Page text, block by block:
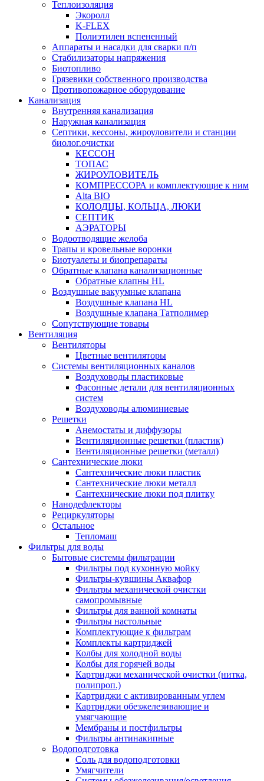
Теплоизоляция
Экоролл
K-FLEX
Полиэтилен вспененный
Аппараты и насадки для сварки п/п
Стабилизаторы напряжения
Биотопливо
Грязевики собственного производства
Противопожарное оборудование
Канализация
Внутренняя канализация
Наружная канализация
Септики, кессоны, жироуловители и станции
биолог.очистки
КЕССОН
ТОПАС
ЖИРОУЛОВИТЕЛЬ
КОМПРЕССОРА и комплектующие к ним
Alta BIO
КОЛОДЦЫ, КОЛЬЦА, ЛЮКИ
СЕПТИК
АЭРАТОРЫ
Водоотводящие желоба
Трапы и кровельные воронки
Биотуалеты и биопрепараты
Обратные клапана канализационные
Обратные клапны HL
Воздушные вакуумные клапана
Воздушные клапана HL
Воздушные клапана Татполимер
Сопутствующие товары
Вентиляция
Вентиляторы
Цветные вентиляторы
Системы вентиляционных каналов
Воздуховоды пластиковые
Фасонные детали для вентиляционных
систем
Воздуховоды алюминиевые
Решетки
Анемостаты и диффузоры
Вентиляционные решетки (пластик)
Вентиляционные решетки (металл)
Сантехнические люки
Сантехнические люки пластик
Сантехнические люки металл
Сантехнические люки под плитку
Нанодефлекторы
Рециркуляторы
Остальное
Тепломаш
Фильтры для воды
Бытовые системы фильтрации
Фильтры под кухонную мойку
Фильтры-кувшины Аквафор
Фильтры механической очистки
самопромывные
Фильтры для ванной комнаты
Фильтры настольные
Комплектующие к фильтрам
Комплекты картриджей
Колбы для холодной воды
Колбы для горячей воды
Картриджи механической очистки (нитка,
полипроп.)
Картриджи с активированным углем
Картриджи обезжелезивающие и
умягчающие
Мембраны и постфильтры
Фильтры антинакипные
Водоподготовка
Соль для водоподготовки
Умягчители